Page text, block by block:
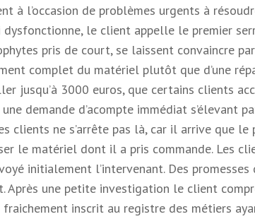
à l’occasion de problèmes urgents à
le client appelle le premier
pris de court, se laissent convaincre
complet du matériel plutôt que d’une
jusqu’à 3000 euros, que certains clients
demande d’acompte immédiat s’élevant
clients ne s’arrête pas là, car il arrive que
le matériel dont il a pris commande. Les
initialement l’intervenant. Des promesses
Après une petite investigation le client
inscrit au registre des métiers